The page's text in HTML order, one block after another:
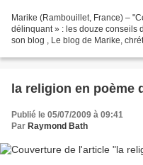
Marike (Rambouillet, France) –
délinquant » : les douze conseils
son blog , Le blog de Marike,
la religion en poème
Publié le 05/07/2009 à 09:41
Par Raymond Bath